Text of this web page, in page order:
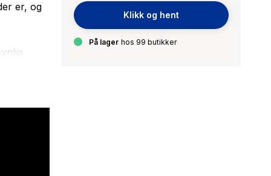
Klikk og hent
På lager hos 99 butikker
er, og
skjule